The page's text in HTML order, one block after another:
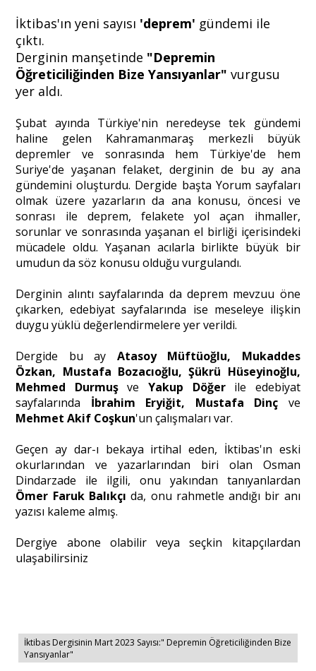
Dünya
Yorum - Analiz
Söyleşi
Yazı Dizisi
Portre
Yazarlar
Eğitim
Dosya Haber
Ankara Analiz
Sağlık
İktibas'ın yeni sayısı 'deprem' gündemi ile
çıktı.
Derginin manşetinde "Depremin
Öğreticiliğinden Bize Yansıyanlar"vurgusu
yer aldı.
Şubat ayında Türkiye'nin neredeyse tek gündemi
haline gelen Kahramanmaraş merkezli büyük
depremler ve sonrasında hem Türkiye'de hem
Suriye'de yaşanan felaket, derginin de bu ay ana
gündemini oluşturdu. Dergide başta Yorum sayfaları
olmak üzere yazarların da ana konusu, öncesi ve
sonrası ile deprem, felakete yol açan ihmaller,
sorunlar ve sonrasında yaşanan el birliği içerisindeki
mücadele oldu. Yaşanan acılarla birlikte büyük bir
umudun da söz konusu olduğu vurgulandı.
Derginin alıntı sayfalarında da deprem mevzuu öne
çıkarken, edebiyat sayfalarında ise meseleye ilişkin
duygu yüklü değerlendirmelere yer verildi.
Dergide bu ay Atasoy Müftüoğlu, Mukaddes
Özkan, Mustafa Bozacıoğlu, Şükrü Hüseyinoğlu,
Mehmed DurmuşveYakup Döğer ile edebiyat
sayfalarında İbrahim Eryiğit, Mustafa Dinç ve
Mehmet Akif Coşkun'un çalışmaları var.
Geçen ay dar-ı bekaya irtihal eden, İktibas'ın eski
okurlarından ve yazarlarından biri olan Osman
Dindarzade ile ilgili, onu yakından tanıyanlardan
Ömer Faruk Balıkçı da, onu rahmetle andığı bir anı
yazısı kaleme almış.
Dergiye abone olabilir veya seçkin kitapçılardan
ulaşabilirsiniz
İktibas Dergisinin Mart 2023 Sayısı:" Depremin Öğreticiliğinden Bize
Yansıyanlar"